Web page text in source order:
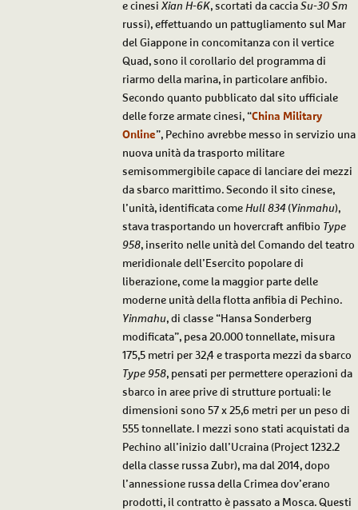
e cinesi Xian H-6K, scortati da caccia Su-30 Sm
russi), effettuando un pattugliamento sul Mar
del Giappone in concomitanza con il vertice
Quad, sono il corollario del programma di
riarmo della marina, in particolare anfibio.
Secondo quanto pubblicato dal sito ufficiale
delle forze armate cinesi, “China Military
Online”, Pechino avrebbe messo in servizio una
nuova unità da trasporto militare
semisommergibile capace di lanciare dei mezzi
da sbarco marittimo. Secondo il sito cinese,
l’unità, identificata come Hull 834 (Yinmahu),
stava trasportando un hovercraft anfibio Type
958, inserito nelle unità del Comando del teatro
meridionale dell’Esercito popolare di
liberazione, come la maggior parte delle
moderne unità della flotta anfibia di Pechino.
Yinmahu, di classe “Hansa Sonderberg
modificata”, pesa 20.000 tonnellate, misura
175,5 metri per 32,4 e trasporta mezzi da sbarco
Type 958, pensati per permettere operazioni da
sbarco in aree prive di strutture portuali: le
dimensioni sono 57 x 25,6 metri per un peso di
555 tonnellate. I mezzi sono stati acquistati da
Pechino all’inizio dall’Ucraina (Project 1232.2
della classe russa Zubr), ma dal 2014, dopo
l’annessione russa della Crimea dov’erano
prodotti, il contratto è passato a Mosca. Questi